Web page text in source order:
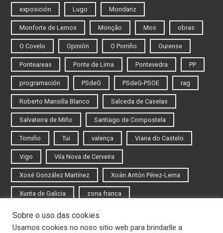
exposición Lugo Mondariz
Monforte de Lemos Monção Mos obras
O Covelo Opinión O Porriño Ourense
Ponteareas Ponte de Lima Pontevedra PP
programación PSdeG PSdeG-PSOE rag
Roberto Mansilla Blanco Salceda de Caselas
Salvaterra de Miño Santiago de Compostela
Tomiño Tui valença Viana do Castelo
Vigo Vila Nova de Cerveira
Xosé González Martínez Xoán Antón Pérez-Lema
Xunta de Galicia zona franca
Iniciar sesión
Sobre o uso das cookies
Usamos cookies no noso sitio web para brindarlle a